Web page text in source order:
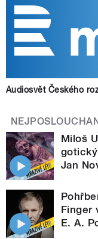
Audiosvět Českého
Miloš
Jan
Finger
E. A.